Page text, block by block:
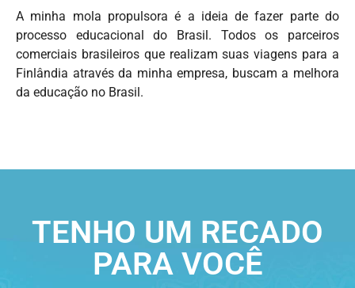
A minha mola propulsora é a ideia de fazer parte do
processo educacional do Brasil. Todos os parceiros
comerciais brasileiros que realizam suas viagens para a
Finlândia através da minha empresa, buscam a melhora
da educação no Brasil.
TENHO UM RECADO
PARA VOCÊ